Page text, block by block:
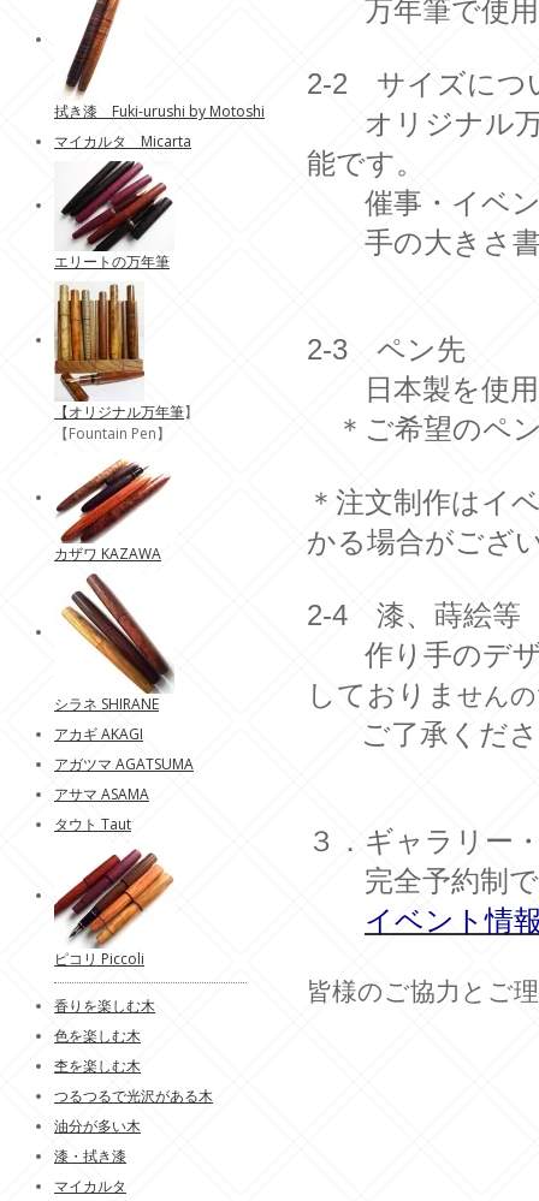
万年筆で使用
2-2 サイズにつ
オリジナル万
能です。
催事・イベン
手の大きさ書
2-3 ペン先
日本製を使用
＊ご希望のペ
＊注文制作はイ
かる場合がござ
2-4 漆、蒔絵等
作り手のデザ
しておりま せん
ご了承くだ
３．ギャラリー
完全予約制で
イベント情
皆様のご協力とご
拭き漆 Fuki-urushi by Motoshi
マイカルタ Micarta
エリートの万年筆
【オリジナル万年筆】
【Fountain Pen】
カザワ KAZAWA
シラネ SHIRANE
アカギ AKAGI
アガツマ AGATSUMA
アサマ ASAMA
タウト Taut
ピコリ Piccoli
香りを楽しむ木
色を楽しむ木
杢を楽しむ木
つるつるで光沢がある木
油分が多い木
漆・拭き漆
マイカルタ